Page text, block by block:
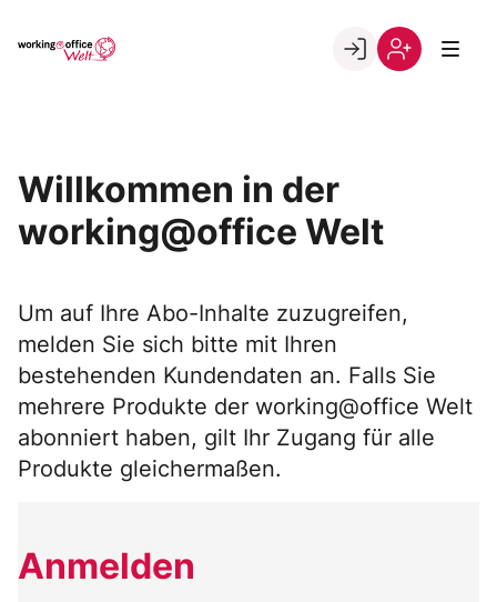
Go to landing page.
Welt
Willkommen in der
working@office Welt
Um auf Ihre Abo-Inhalte zuzugreifen,
melden Sie sich bitte mit Ihren
bestehenden Kundendaten an. Falls Sie
mehrere Produkte der working@office Welt
abonniert haben, gilt Ihr Zugang für alle
Produkte gleichermaßen.
Anmelden